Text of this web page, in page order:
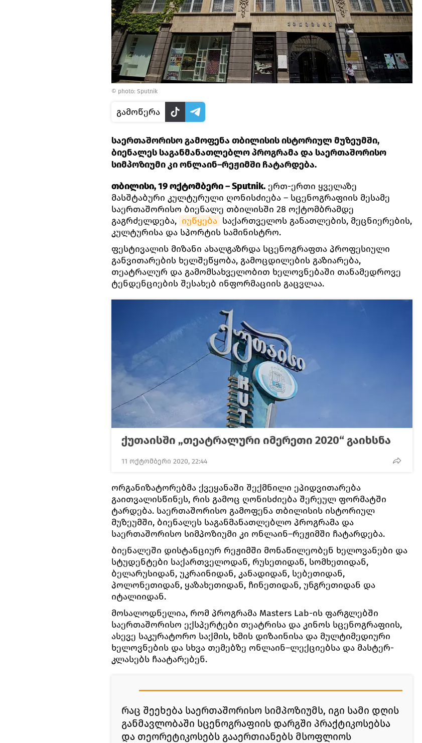
© photo: Sputnik
გამოწერა
საერთაშორისო გამოფენა თბილისის ისტორიულ მუზეუმში,
ბიენალეს საგანმანათლებლო პროგრამა და საერთაშორისო
სიმპოზიუმი კი ონლაინ–რეჟიმში ჩატარდება.
თბილისი, 19 ოქტომბერი – Sputnik. ერთ-ერთი ყველაზე
მასშტაბური კულტურული ღონისძიება – სცენოგრაფიის მესამე
საერთაშორისო ბიენალე თბილისში 28 ოქტომბრამდე
გაგრძელდება, იუწყება საქართველოს განათლების, მეცნიერების,
კულტურისა და სპორტის სამინისტრო.
ფესტივალის მიზანი ახალგაზრდა სცენოგრაფთა პროფესიული
განვითარების ხელშეწყობა, გამოცდილების გაზიარება,
თეატრალურ და გამომსახველობით ხელოვნებაში თანამედროვე
ტენდენციების შესახებ ინფორმაციის გაცვლაა.
ქუთაისში „თეატრალური იმერეთი 2020“ გაიხსნა
11 ოქტომბერი 2020, 22:44
ორგანიზატორებმა ქვეყანაში შექმნილი ეპიდვითარება
გაითვალისწინეს, რის გამოც ღონისძიება შერეულ ფორმატში
ტარდება. საერთაშორისო გამოფენა თბილისის ისტორიულ
მუზეუმში, ბიენალეს საგანმანათლებლო პროგრამა და
საერთაშორისო სიმპოზიუმი კი ონლაინ–რეჟიმში ჩატარდება.
ბიენალეში დისტანციურ რეჟიმში მონაწილეობენ ხელოვანები და
სტუდენტები საქართველოდან, რუსეთიდან, სომხეთიდან,
ბელარუსიდან, უკრაინიდან, კანადიდან, სებეთიდან,
პოლონეთიდან, ყაზახეთიდან, ჩინეთიდან, უნგრეთიდან და
იტალიიდან.
მოსალოდნელია, რომ პროგრამა Masters Lab-ის ფარგლებში
საერთაშორისო ექსპერტები თეატრისა და კინოს სცენოგრაფიის,
ასევე საკურატორო საქმის, ხმის დიზაინისა და მულტიმედიური
ხელოვნების და სხვა თემებზე ონლაინ–ლექციებსა და მასტერ-
კლასებს ჩაატარებენ.
რაც შეეხება საერთაშორისო სიმპოზიუმს, იგი სამი დღის
განმავლობაში სცენოგრაფიის დარგში პრაქტიკოსებსა
და თეორეტიკოსებს გააერთიანებს მსოფლიოს